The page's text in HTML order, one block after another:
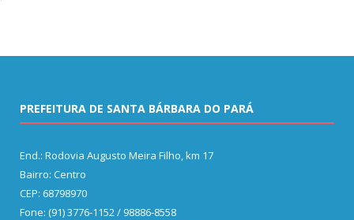
PREFEITURA DE SANTA BÁRBARA DO PARÁ
End.: Rodovia Augusto Meira Filho, km 17
Bairro: Centro
CEP: 68798970
Fone: (91) 3776-1152 / 98886-8558